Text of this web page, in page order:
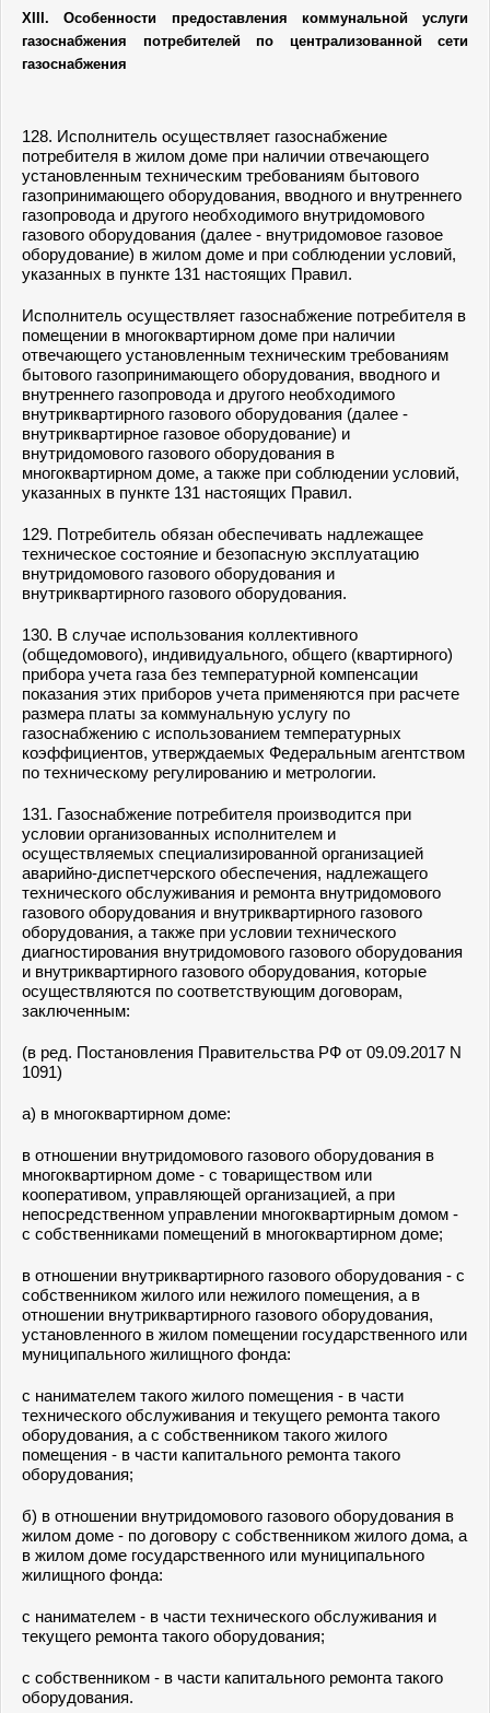
XIII. Особенности предоставления коммунальной услуги
газоснабжения потребителей по централизованной сети
газоснабжения
128. Исполнитель осуществляет газоснабжение
потребителя в жилом доме при наличии отвечающего
установленным техническим требованиям бытового
газопринимающего оборудования, вводного и внутреннего
газопровода и другого необходимого внутридомового
газового оборудования (далее - внутридомовое газовое
оборудование) в жилом доме и при соблюдении условий,
указанных в пункте 131 настоящих Правил.
Исполнитель осуществляет газоснабжение потребителя в
помещении в многоквартирном доме при наличии
отвечающего установленным техническим требованиям
бытового газопринимающего оборудования, вводного и
внутреннего газопровода и другого необходимого
внутриквартирного газового оборудования (далее -
внутриквартирное газовое оборудование) и
внутридомового газового оборудования в
многоквартирном доме, а также при соблюдении условий,
указанных в пункте 131 настоящих Правил.
129. Потребитель обязан обеспечивать надлежащее
техническое состояние и безопасную эксплуатацию
внутридомового газового оборудования и
внутриквартирного газового оборудования.
130. В случае использования коллективного
(общедомового), индивидуального, общего (квартирного)
прибора учета газа без температурной компенсации
показания этих приборов учета применяются при расчете
размера платы за коммунальную услугу по
газоснабжению с использованием температурных
коэффициентов, утверждаемых Федеральным агентством
по техническому регулированию и метрологии.
131. Газоснабжение потребителя производится при
условии организованных исполнителем и
осуществляемых специализированной организацией
аварийно-диспетчерского обеспечения, надлежащего
технического обслуживания и ремонта внутридомового
газового оборудования и внутриквартирного газового
оборудования, а также при условии технического
диагностирования внутридомового газового оборудования
и внутриквартирного газового оборудования, которые
осуществляются по соответствующим договорам,
заключенным:
(в ред. Постановления Правительства РФ от 09.09.2017 N
1091)
а) в многоквартирном доме:
в отношении внутридомового газового оборудования в
многоквартирном доме - с товариществом или
кооперативом, управляющей организацией, а при
непосредственном управлении многоквартирным домом -
с собственниками помещений в многоквартирном доме;
в отношении внутриквартирного газового оборудования - с
собственником жилого или нежилого помещения, а в
отношении внутриквартирного газового оборудования,
установленного в жилом помещении государственного или
муниципального жилищного фонда:
с нанимателем такого жилого помещения - в части
технического обслуживания и текущего ремонта такого
оборудования, а с собственником такого жилого
помещения - в части капитального ремонта такого
оборудования;
б) в отношении внутридомового газового оборудования в
жилом доме - по договору с собственником жилого дома, а
в жилом доме государственного или муниципального
жилищного фонда:
с нанимателем - в части технического обслуживания и
текущего ремонта такого оборудования;
с собственником - в части капитального ремонта такого
оборудования.